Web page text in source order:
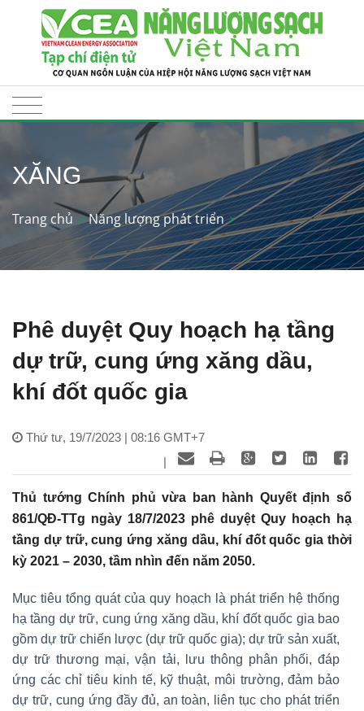
XĂNG
Trang chủ Năng lượng phát triển
Phê duyệt Quy hoạch hạ tầng
dự trữ, cung ứng xăng dầu,
khí đốt quốc gia
Thứ tư, 19/7/2023 | 08:16 GMT+7
|
Thủ tướng Chính phủ vừa ban hành Quyết định số
861/QĐ-TTg ngày 18/7/2023 phê duyệt Quy hoạch hạ
tầng dự trữ, cung ứng xăng dầu, khí đốt quốc gia thời
kỳ 2021 – 2030, tầm nhìn đến năm 2050.
Mục tiêu tổng quát của quy hoạch là phát triển hệ thống
hạ tầng dự trữ, cung ứng xăng dầu, khí đốt quốc gia bao
gồm dự trữ chiến lược (dự trữ quốc gia); dự trữ sản xuất,
dự trữ thương mại, vận tải, lưu thông phân phối, đáp
ứng các chỉ tiêu kinh tế, kỹ thuật, môi trường, đảm bảo
dự trữ, cung ứng đầy đủ, an toàn, liên tục cho phát triển